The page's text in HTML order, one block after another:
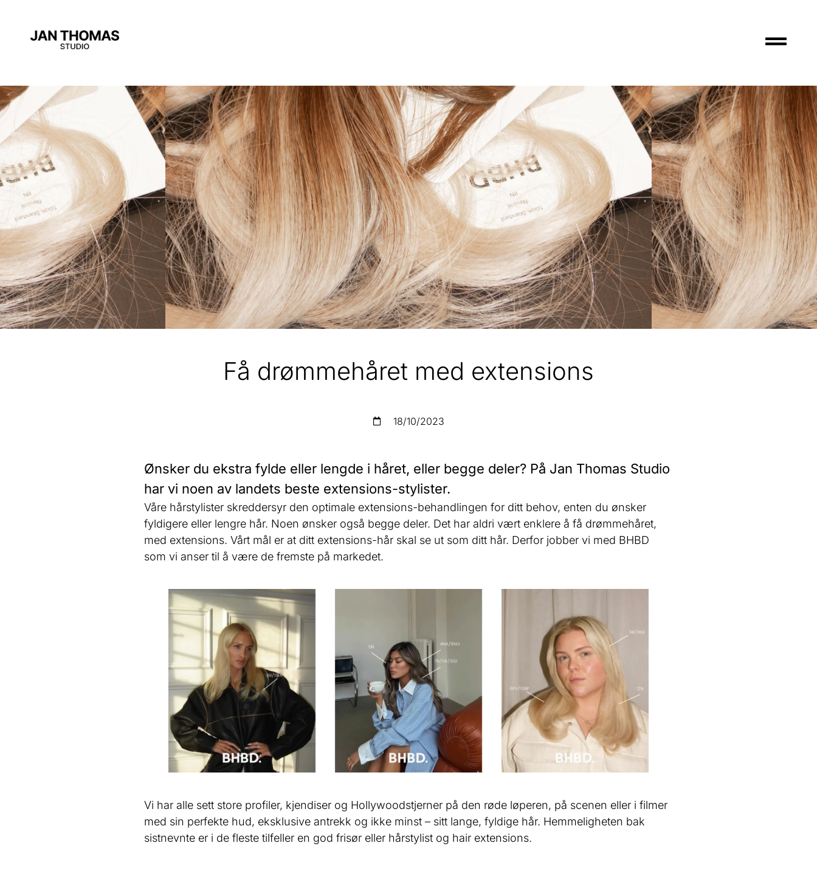
Få drømmehåret med extensions
18/10/2023
Ønsker du ekstra fylde eller lengde i håret, eller begge deler? På Jan Thomas Studio
har vi noen av landets beste extensions-stylister.
Våre hårstylister skreddersyr den optimale extensions-behandlingen for ditt behov, enten du ønsker
fyldigere eller lengre hår. Noen ønsker også begge deler. Det har aldri vært enklere å få drømmehåret,
med extensions. Vårt mål er at ditt extensions-hår skal se ut som ditt hår. Derfor jobber vi med BHBD
som vi anser til å være de fremste på markedet.
Vi har alle sett store profiler, kjendiser og Hollywoodstjerner på den røde løperen, på scenen eller i filmer
med sin perfekte hud, eksklusive antrekk og ikke minst – sitt lange, fyldige hår. Hemmeligheten bak
sistnevnte er i de fleste tilfeller en god frisør eller hårstylist og hair extensions.